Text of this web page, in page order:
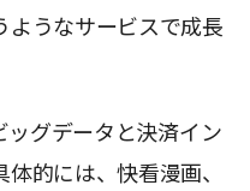
ようなサービスで成長
グデータと決済イン
的には、快看漫画、